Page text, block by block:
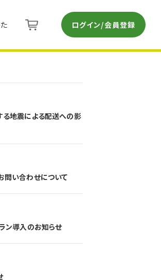
ログイン/会員登録
地震による配送への影
問い合わせについて
ン導入のお知らせ